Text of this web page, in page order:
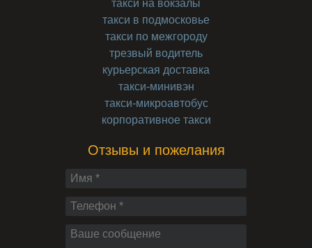
такси на вокзалы
такси в подмосковье
такси по межгороду
трезвый водитель
курьерская доставка
такси-минивэн
такси-микроавтобус
корпоративное такси
Отзывы и пожелания